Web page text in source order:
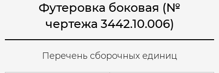
Футеровка боковая (№
чертежа 3442.10.006)
Перечень сборочных единиц